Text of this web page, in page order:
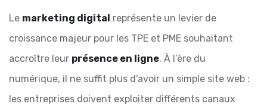
Le marketing digital représente un levier de
croissance majeur pour les TPE et PME souhaitant
accroître leur présence en ligne. À l’ère du
numérique, il ne suffit plus d’avoir un simple site web :
les entreprises doivent exploiter différents canaux